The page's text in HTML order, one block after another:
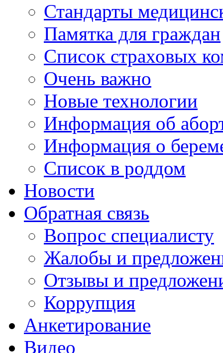
Стандарты
Памятка для граждан
Список страховых
Очень важно
Новые технологии
Информация об
Информация о
Список в роддом
Новости
Обратная связь
Вопрос специалисту
Жалобы и
Отзывы и
Коррупция
Анкетирование
Видео